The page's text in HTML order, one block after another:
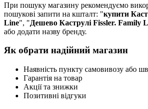
При пошуку магазину рекомендуємо
пошукові запити на кшталт: "купити
Line", "Дешево Каструлі Fissler. Family
або додати назву бренду.
Як обрати надійний магазин
Наявність пункту самовивозу або
Гарантія на товар
Акції та знижки
Позитивні відгуки